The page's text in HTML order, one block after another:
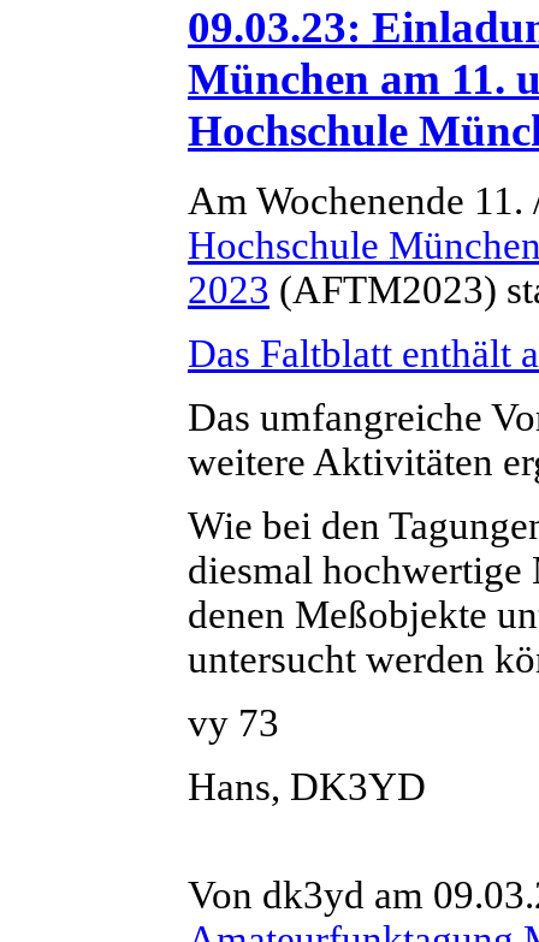
09.03.23:
München am 11.
Hochschule
Am Wochenende
Hochschule
2023 (AFTM2023)
Das Faltblatt enthält
Das umfangreiche
weitere Aktivitäten
Wie bei den
diesmal hochwertige
denen Meßobjekte
untersucht werden
vy 73
Hans, DK3YD
Von dk3yd am